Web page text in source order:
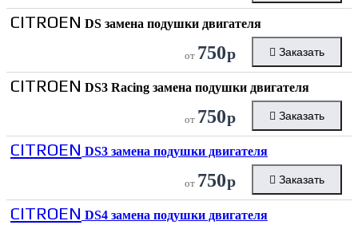
CITROEN DS замена подушки двигателя
от 750р Заказать
CITROEN DS3 Racing замена подушки двигателя
от 750р Заказать
CITROEN DS3 замена подушки двигателя
от 750р Заказать
CITROEN DS4 замена подушки двигателя